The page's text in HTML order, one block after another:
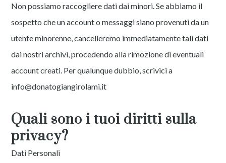
Non possiamo raccogliere dati dai minori. Se abbiamo il
sospetto che un account o messaggi siano provenuti da un
utente minorenne, cancelleremo immediatamente tali dati
dai nostri archivi, procedendo alla rimozione di eventuali
account creati. Per qualunque dubbio, scrivici a
info@donatogiangirolami.it
Quali sono i tuoi diritti sulla
privacy?
Dati Personali